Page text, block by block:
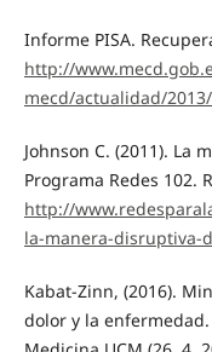
Informe PISA.
http://
mecd/actualidad/
Johnson C. (2011). La
Programa Redes 102.
http://
la-manera-disruptiva-
Kabat-Zinn, (2016).
dolor y la